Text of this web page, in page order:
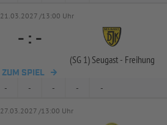
21.03.2027 /13:00 Uhr
- : -
(SG 1) Seugast - Freihung
ZUM SPIEL
- - - - -
27.03.2027 /13:00 Uhr